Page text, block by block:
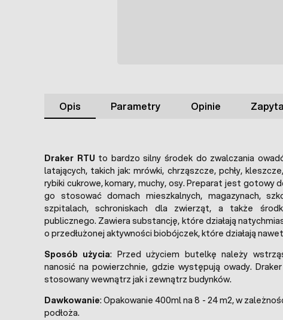
Opis Parametry Opinie
Draker RTU to bardzo silny środek do zwalczania
latających, takich jak: mrówki, chrząszcze, pchły,
rybiki cukrowe, komary, muchy, osy. Preparat jest gotowy
go stosować domach mieszkalnych, magazynach,
szpitalach, schroniskach dla zwierząt, a także
publicznego. Zawiera substancję, które działają
o przedłużonej aktywności biobójczek, które działają nawet
Sposób użycia: Przed użyciem butelkę należy
nanosić na powierzchnie, gdzie występują owady.
stosowany wewnątrz jak i zewnątrz budynków.
Dawkowanie: Opakowanie 400ml na 8 - 24 m2, w
podłoża.